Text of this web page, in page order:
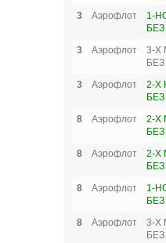
3
Аэрофлот
1-
3
Аэрофлот
3-Х
3
Аэрофлот
2-Х
8
Аэрофлот
2-Х
8
Аэрофлот
2-Х
8
Аэрофлот
1-
8
Аэрофлот
3-Х